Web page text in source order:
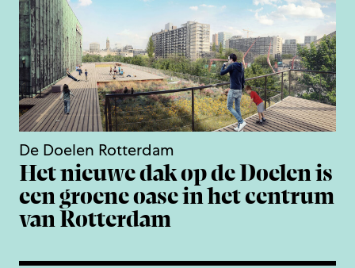
De Doelen Rotterdam
Het nieuwe dak op de Doelen is
een groene oase in het centrum
van Rotterdam